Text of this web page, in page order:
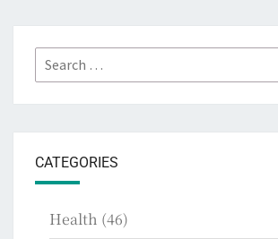
Search
for:
CATEGORIES
Health (46)